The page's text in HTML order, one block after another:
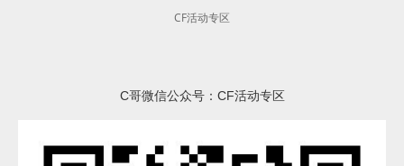
CF活动专区
C哥微信公众号：CF活动专区